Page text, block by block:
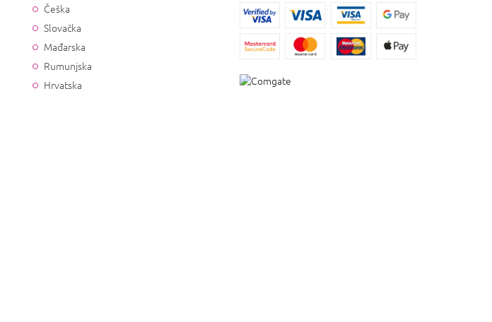
Češka
Slovačka
Mađarska
Rumunjska
Hrvatska